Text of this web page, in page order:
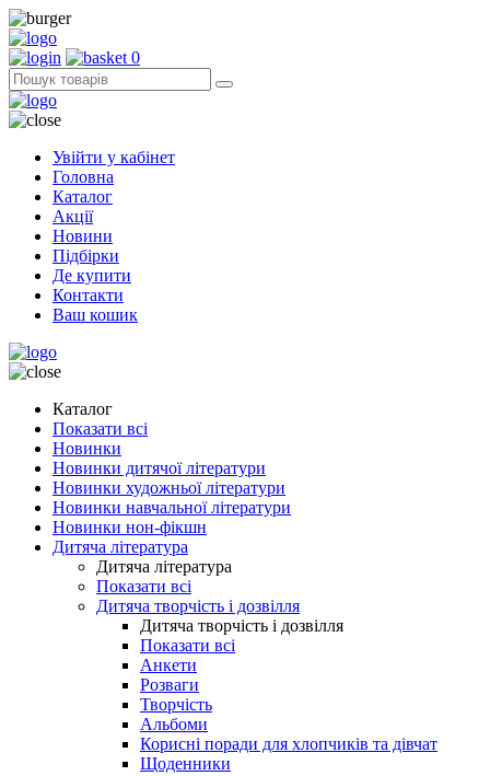
0
Увійти у кабінет
Головна
Каталог
Акції
Новини
Підбірки
Де купити
Контакти
Ваш кошик
Каталог
Показати всі
Новинки
Новинки дитячої літератури
Новинки художньої літератури
Новинки навчальної літератури
Новинки нон-фікшн
Дитяча література
Дитяча література
Показати всі
Дитяча творчість і дозвілля
Дитяча творчість і дозвілля
Показати всі
Анкети
Розваги
Творчість
Альбоми
Корисні поради для хлопчиків та дівчат
Щоденники